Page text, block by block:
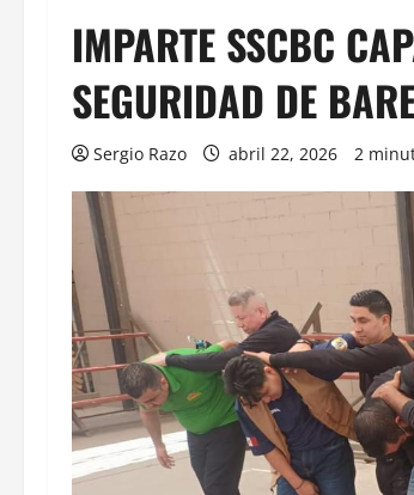
IMPARTE SSCBC
SEGURIDAD DE
Sergio Razo abril 22, 2026 2